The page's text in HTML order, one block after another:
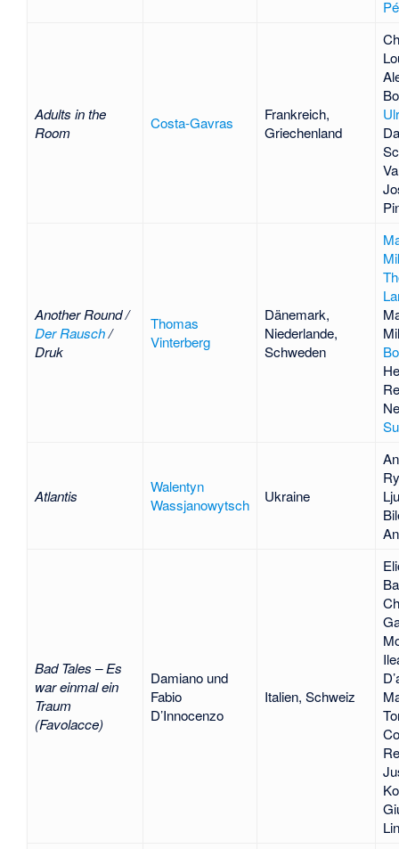
Adults in the
Room
Costa-Gavras
Frankreich,
Griechenland
Another Round /
Der Rausch/
Druk
Thomas
Vinterberg
Dänemark,
Niederlande,
Schweden
Atlantis
Walentyn
Wassjanowytsch
Ukraine
Bad Tales – Es
war einmal ein
Traum
(Favolacce)
Damiano und
Fabio
D’Innocenzo
Italien, Schweiz